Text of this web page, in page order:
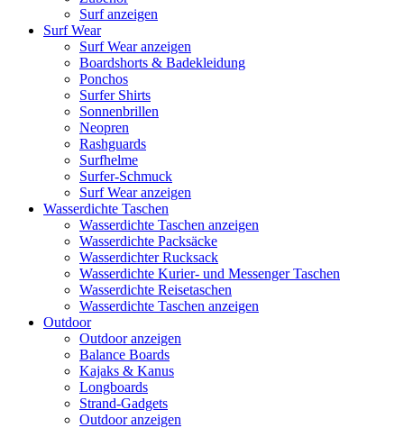
Surf anzeigen
Surf Wear
Surf Wear anzeigen
Boardshorts & Badekleidung
Ponchos
Surfer Shirts
Sonnenbrillen
Neopren
Rashguards
Surfhelme
Surfer-Schmuck
Surf Wear anzeigen
Wasserdichte Taschen
Wasserdichte Taschen anzeigen
Wasserdichte Packsäcke
Wasserdichter Rucksack
Wasserdichte Kurier- und Messenger Taschen
Wasserdichte Reisetaschen
Wasserdichte Taschen anzeigen
Outdoor
Outdoor anzeigen
Balance Boards
Kajaks & Kanus
Longboards
Strand-Gadgets
Outdoor anzeigen